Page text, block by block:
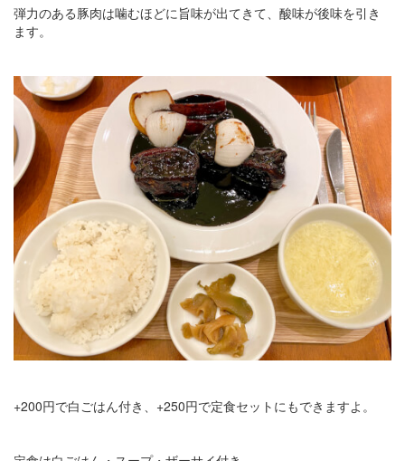
弾力のある豚肉は噛むほどに旨味が出てきて、酸味が後味を引き
ます。
+200円で白ごはん付き、+250円で定食セットにもできますよ。